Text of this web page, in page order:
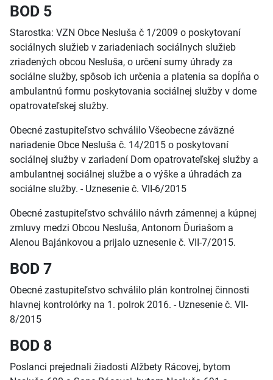
BOD 5
Starostka: VZN Obce Nesluša č 1/2009 o poskytovaní
sociálnych služieb v zariadeniach sociálnych služieb
zriadených obcou Nesluša, o určení sumy úhrady za
sociálne služby, spôsob ich určenia a platenia sa dopĺňa o
ambulantnú formu poskytovania sociálnej služby v dome
opatrovateľskej služby.
Obecné zastupiteľstvo schválilo Všeobecne záväzné
nariadenie Obce Nesluša č. 14/2015 o poskytovaní
sociálnej služby v zariadení Dom opatrovateľskej služby a
ambulantnej sociálnej službe a o výške a úhradách za
sociálne služby. - Uznesenie č. VII-6/2015
Obecné zastupiteľstvo schválilo návrh zámennej a kúpnej
zmluvy medzi Obcou Nesluša, Antonom Ďuriašom a
Alenou Bajánkovou a prijalo uznesenie č. VII-7/2015.
BOD 7
Obecné zastupiteľstvo schválilo plán kontrolnej činnosti
hlavnej kontrolórky na 1. polrok 2016. - Uznesenie č. VII-
8/2015
BOD 8
Poslanci prejednali žiadosti Alžbety Rácovej, bytom